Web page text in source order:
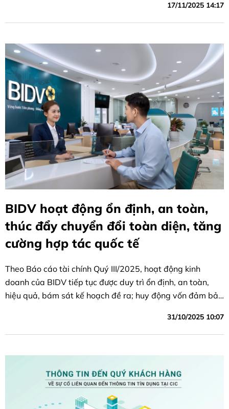
17/11/2025 14:17
BIDV hoạt động ổn định, an toàn,
thúc đẩy chuyển đổi toàn diện, tăng
cường hợp tác quốc tế
Theo Báo cáo tài chính Quý III/2025, hoạt động kinh
doanh của BIDV tiếp tục được duy trì ổn định, an toàn,
hiệu quả, bám sát kế hoạch đề ra; huy động vốn đảm bảo
được kiểm soát theo mục tiêu định hướng, các chỉ tiêu hiệu
quả cải thiện so với cùng kỳ năm trước.
31/10/2025 10:07